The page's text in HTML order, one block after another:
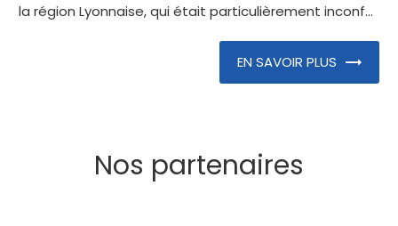
la région Lyonnaise, qui était particulièrement inconf...
EN SAVOIR PLUS
Nos partenaires